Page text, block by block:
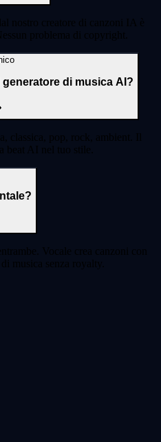
nostro creatore di canzoni IA è
problema di copyright.
di musica AI?
classica, pop, rock, ambient. Il
beat AI nel tuo stile.
Vocale crea canzoni con
musica senza royalty.